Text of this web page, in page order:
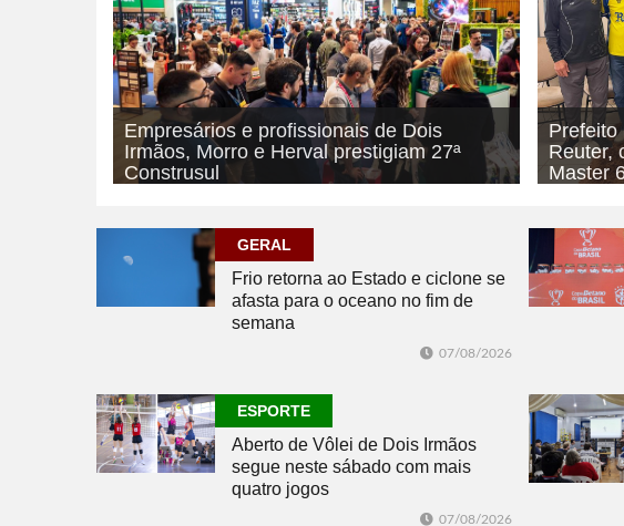
Empresários e profissionais de Dois
Irmãos, Morro e Herval prestigiam 27ª
Construsul
Prefeito
Reuter,
Master
GERAL
Frio retorna ao Estado e ciclone se
afasta para o oceano no fim de
semana
07/08/2026
ESPORTE
Aberto de Vôlei de Dois Irmãos
segue neste sábado com mais
quatro jogos
07/08/2026